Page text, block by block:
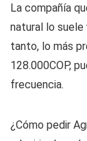
La compañía
natural lo suele
tanto, lo más
128.000COP,
frecuencia.
¿Cómo pedir